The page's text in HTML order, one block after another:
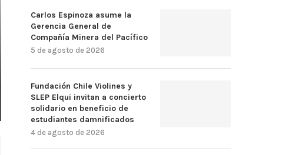
Carlos Espinoza asume la
Gerencia General de
Compañía Minera del Pacífico
5 de agosto de 2026
Fundación Chile Violines y
SLEP Elqui invitan a concierto
solidario en beneficio de
estudiantes damnificados
4 de agosto de 2026